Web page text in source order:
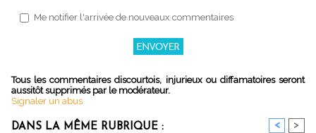
Me notifier l'arrivée de nouveaux commentaires
Tous les commentaires discourtois, injurieux ou diffamatoires seront
aussitôt supprimés par le modérateur.
Signaler un abus
DANS LA MÊME RUBRIQUE : < >